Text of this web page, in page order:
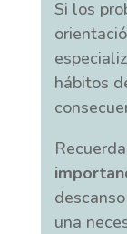
Si los
hábitos
una